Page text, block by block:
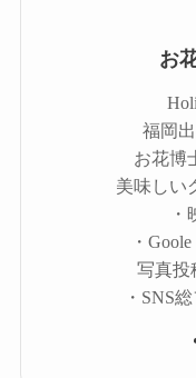
お
福岡
お花博
美味しい
・
写真投
・SNS